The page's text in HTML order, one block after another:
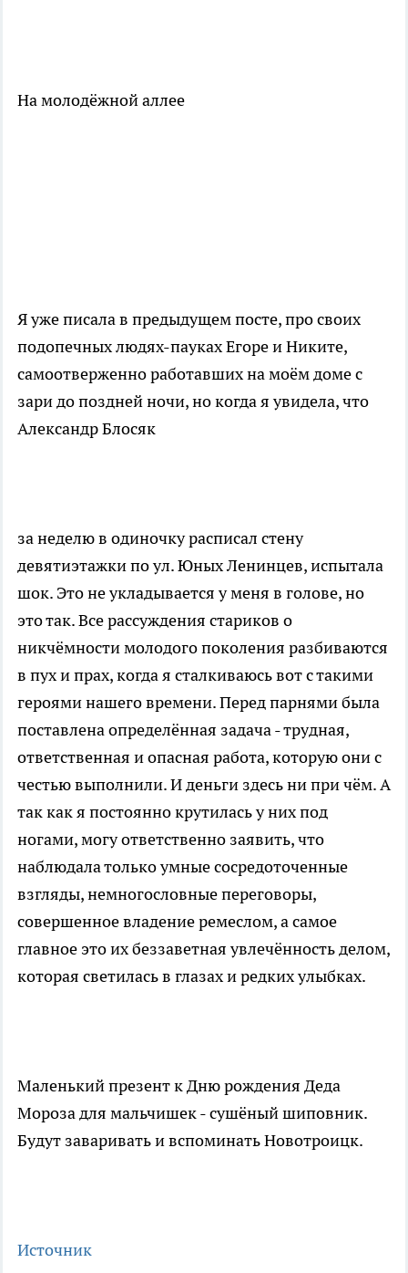
На молодёжной аллее
Я уже писала в предыдущем посте, про своих
подопечных людях-пауках Егоре и Никите,
самоотверженно работавших на моём доме с
зари до поздней ночи, но когда я увидела, что
Александр Блосяк
за неделю в одиночку расписал стену
девятиэтажки по ул. Юных Ленинцев, испытала
шок. Это не укладывается у меня в голове, но
это так. Все рассуждения стариков о
никчёмности молодого поколения разбиваются
в пух и прах, когда я сталкиваюсь вот с такими
героями нашего времени. Перед парнями была
поставлена определённая задача - трудная,
ответственная и опасная работа, которую они с
честью выполнили. И деньги здесь ни при чём. А
так как я постоянно крутилась у них под
ногами, могу ответственно заявить, что
наблюдала только умные сосредоточенные
взгляды, немногословные переговоры,
совершенное владение ремеслом, а самое
главное это их беззаветная увлечённость делом,
которая светилась в глазах и редких улыбках.
Маленький презент к Дню рождения Деда
Мороза для мальчишек - сушёный шиповник.
Будут заваривать и вспоминать Новотроицк.
Источник